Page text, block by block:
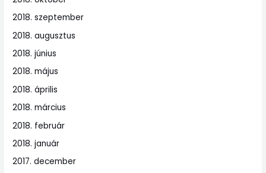
2018. szeptember
2018. augusztus
2018. június
2018. május
2018. április
2018. március
2018. február
2018. január
2017. december